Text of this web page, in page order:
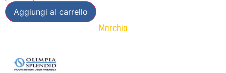
Aggiungi al carrello
Marchio